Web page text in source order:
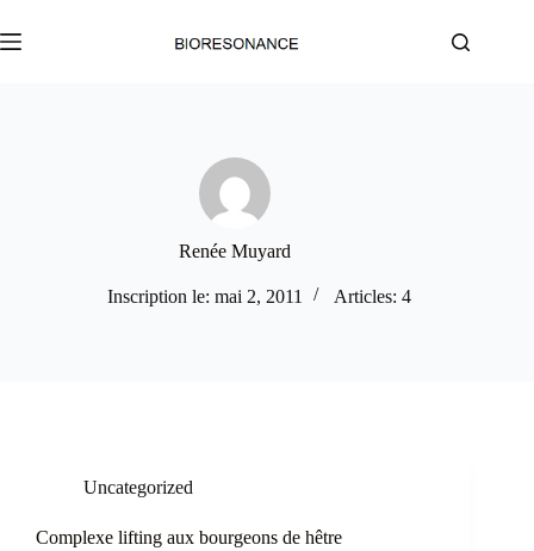
au
contenu
Renée Muyard
Inscription le: mai 2, 2011 Articles: 4
Uncategorized
Complexe lifting aux bourgeons de hêtre